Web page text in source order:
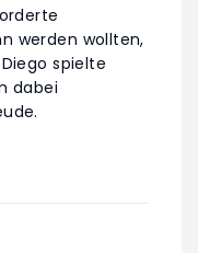
werden wollten,
spielte
dabei